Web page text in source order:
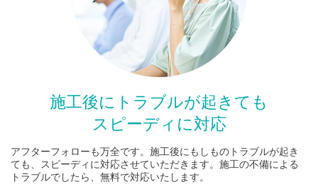
施工後にトラブルが起きても
スピーディに対応
アフターフォローも万全です。施工後にもしものトラブルが起き
ても、スピーディに対応させていただきます。施工の不備による
トラブルでしたら、無料で対応いたします。